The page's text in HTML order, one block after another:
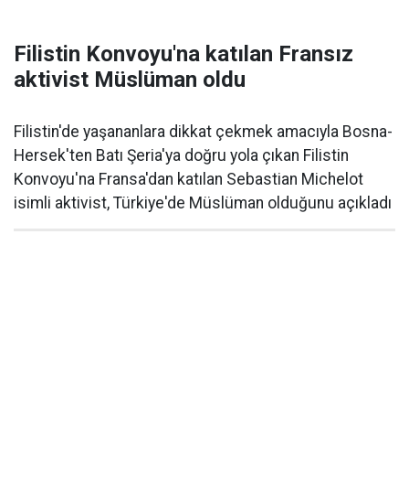
Filistin Konvoyu'na katılan Fransız
aktivist Müslüman oldu
Filistin'de yaşananlara dikkat çekmek amacıyla Bosna-
Hersek'ten Batı Şeria'ya doğru yola çıkan Filistin
Konvoyu'na Fransa'dan katılan Sebastian Michelot
isimli aktivist, Türkiye'de Müslüman olduğunu açıkladı